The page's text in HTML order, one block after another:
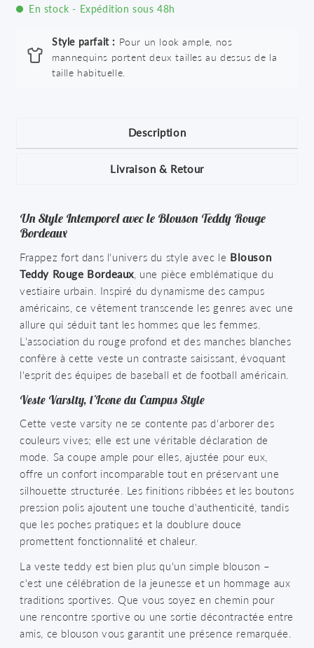
En stock - Expédition sous 48h
Style parfait : Pour un look ample, nos
mannequins portent deux tailles au dessus de la
taille habituelle.
Description
Livraison & Retour
Un Style Intemporel avec le Blouson Teddy Rouge
Bordeaux
Frappez fort dans l'univers du style avec le Blouson
Teddy Rouge Bordeaux , une pièce emblématique du
vestiaire urbain. Inspiré du dynamisme des campus
américains, ce vêtement transcende les genres avec une
allure qui séduit tant les hommes que les femmes.
L'association du rouge profond et des manches blanches
confère à cette veste un contraste saisissant, évoquant
l'esprit des équipes de baseball et de football américain.
Veste Varsity, l'Icone du Campus Style
Cette veste varsity ne se contente pas d'arborer des
couleurs vives; elle est une véritable déclaration de
mode. Sa coupe ample pour elles, ajustée pour eux,
offre un confort incomparable tout en préservant une
silhouette structurée. Les finitions ribbées et les boutons
pression polis ajoutent une touche d'authenticité, tandis
que les poches pratiques et la doublure douce
promettent fonctionnalité et chaleur.
La veste teddy est bien plus qu'un simple blouson –
c'est une célébration de la jeunesse et un hommage aux
traditions sportives. Que vous soyez en chemin pour
une rencontre sportive ou une sortie décontractée entre
amis, ce blouson vous garantit une présence remarquée.